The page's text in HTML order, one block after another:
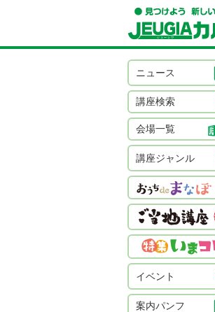
ニュース
講座検索
会場一覧
講座ジャンル
イベント
案内パンフ